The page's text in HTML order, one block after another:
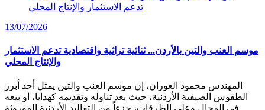
13/07/2026
موسم العنب والتين بالأردن... ثنائية تراثية واقتصادية تدعم الاستثمار
والإنتاج المحلي
المهندس محمود العوران، إن موسم العنب والتين يمثل أحد أبرز
الطقوس الصيفية الأردنية، حيث يعد تناوله وتقديمه كهدايا، أو بيعه
في المحال وعلى الطرقات، جزءاً من التقاليد الأردنية الموروثة.